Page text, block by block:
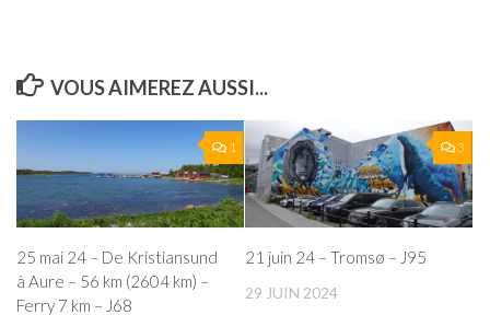
VOUS AIMEREZ AUSSI...
1
25 mai 24 – De Kristiansund
à Aure – 56 km (2604 km) –
Ferry 7 km – J68
3
21 juin 24 – Tromsø – J95
29 JUIN 2024